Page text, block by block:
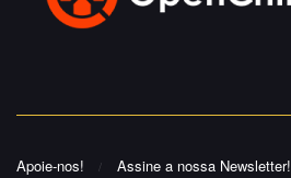
Apoie-nos! Assine a nossa Newsletter!